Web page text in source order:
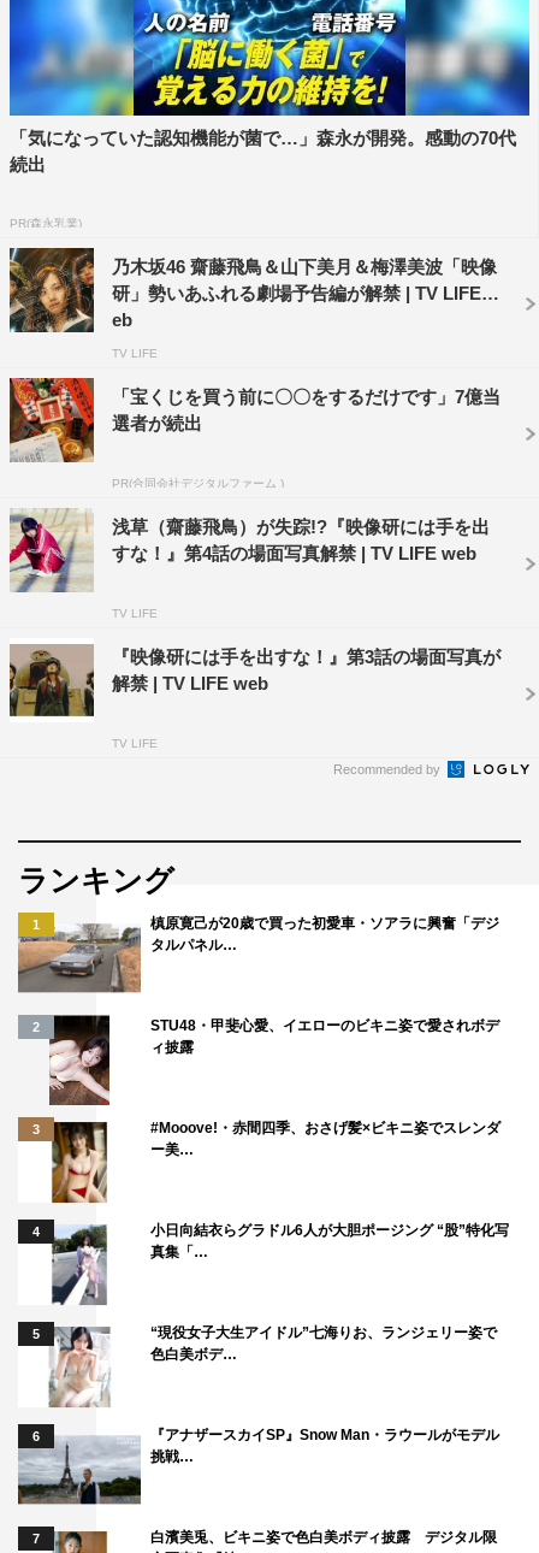
映画「映像研には手を出すな！」
2020年9月25日（金）より全国公開
生 赤楚衛二 鈴之助 出合正幸 松本若菜 山中聡 浜
辺美波／髙嶋政宏
原作：大童澄瞳「映像研には手を出すな！」（小学館「月
刊！スピリッツ」連載中）
脚本・監督：英勉
主題歌：「ファンタスティック三色パン」乃木坂46
配給：東宝映像事業部
乃木坂46 山下美月
浜辺美波
齋藤飛鳥
「気になっていた認知機能が菌で…」森永が開発。感動の70代
続出
PR(森永乳業)
乃木坂46 齋藤飛鳥＆山下美月＆梅澤美波「映像
研」勢いあふれる劇場予告編が解禁 | TV LIFE w
eb
TV LIFE
「宝くじを買う前に〇〇をするだけです」7億当
選者が続出
PR(合同会社デジタルファーム )
浅草（齋藤飛鳥）が失踪!?『映像研には手を出
すな！』第4話の場面写真解禁 | TV LIFE web
TV LIFE
『映像研には手を出すな！』第3話の場面写真が
解禁 | TV LIFE web
TV LIFE
Recommended by
ランキング
1
槙原寛己が20歳で買った初愛車・ソアラに興奮「デジ
タルパネル…
2
STU48・甲斐心愛、イエローのビキニ姿で愛されボデ
ィ披露
3
#Mooove!・赤間四季、おさげ髪×ビキニ姿でスレンダ
ー美…
4
小日向結衣らグラドル6人が大胆ポージング “股”特化写
真集「…
5
“現役女子大生アイドル”七海りお、ランジェリー姿で
色白美ボデ…
6
『アナザースカイSP』Snow Man・ラウールがモデル
挑戦…
7
白濱美兎、ビキニ姿で色白美ボディ披露 デジタル限